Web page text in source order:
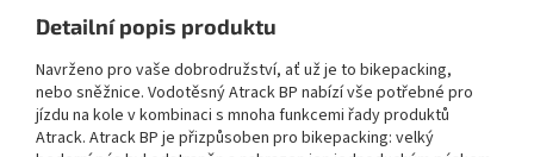
Detailní popis produktu
Navrženo pro vaše dobrodružství, ať už je to bikepacking,
nebo sněžnice. Vodotěsný Atrack BP nabízí vše potřebné pro
jízdu na kole v kombinaci s mnoha funkcemi řady produktů
Atrack. Atrack BP je přizpůsoben pro bikepacking: velký